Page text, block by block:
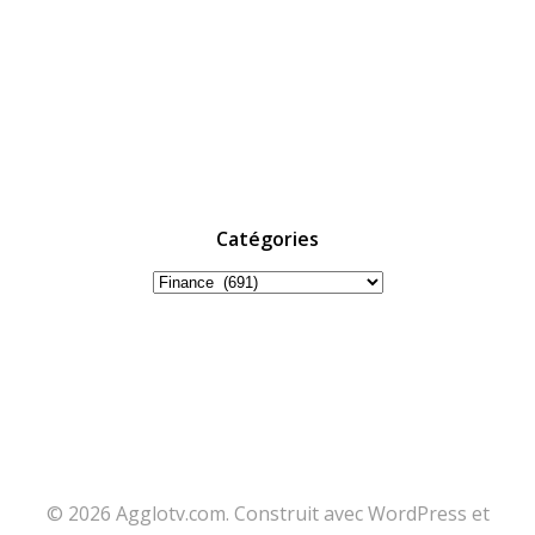
Catégories
Catégories
© 2026 Agglotv.com. Construit avec WordPress et